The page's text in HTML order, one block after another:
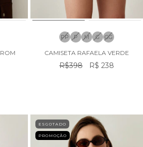
PP P M G GG
CAMISETA RAFAELA VERDE
R$398 R$ 238
ESGOTADO
PROMOÇÃO